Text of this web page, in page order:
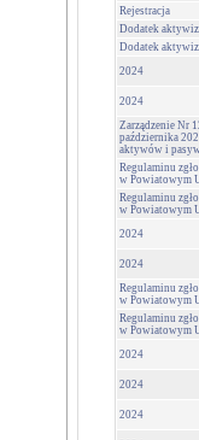
Rejestracja
Dodatek
Dodatek
2024
2024
Zarządzenie Nr
października
aktywów i
Regulaminu
w Powiatowym
Regulaminu
w Powiatowym
2024
2024
Regulaminu
w Powiatowym
Regulaminu
w Powiatowym
2024
2024
2024